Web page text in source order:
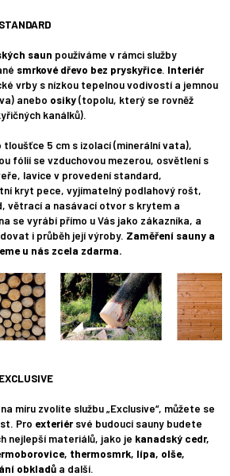
saun používáme v rámci služby
smrkové dřevo bez pryskyřice. Interiér
vrby s nízkou tepelnou vodivostí a jemnou
anebo osiky(topolu, který se rovněž
kanálků).
tloušťce 5 cm s izolací (minerální vata),
fólií se vzduchovou mezerou, osvětlení s
lavice v provedení standard,
kryt pece, vyjímatelný podlahový rošt,
větrací a nasávací otvor s krytem a
se vyrábí přímo u Vás jako zákazníka, a
i průběh její výroby. Zaměření sauny a
u nás zcela zdarma.
míru zvolíte službu „Exclusive“, můžete se
Pro exteriérsvé budoucí sauny budete
nejlepší materiálů, jako je kanadský cedr,
thermosmrk, lípa, olše,
obkladů a další.